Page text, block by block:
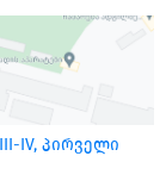
IV, პირველი